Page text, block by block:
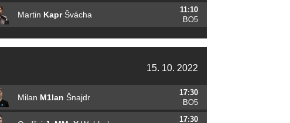
Martin KaprŠvácha
11:10
BO5
15. 10. 2022
Milan M1lan Šnajdr
17:30
BO5
17:30